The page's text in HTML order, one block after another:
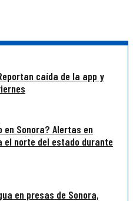
caída de la app y
Sonora? Alertas en
el norte del estado durante
en presas de Sonora,